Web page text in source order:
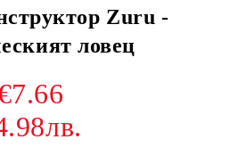
Zuru -
ловец